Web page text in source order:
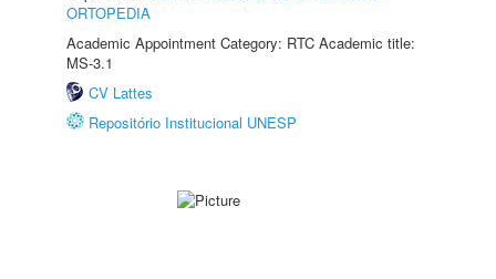
ORTOPEDIA
Academic Appointment Category: RTC Academic title:
MS-3.1
CV Lattes
Repositório Institucional UNESP